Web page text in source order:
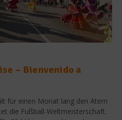
– Bienvenido a
für einen Monat lang den Atem
die Fußball-Weltmeisterschaft.